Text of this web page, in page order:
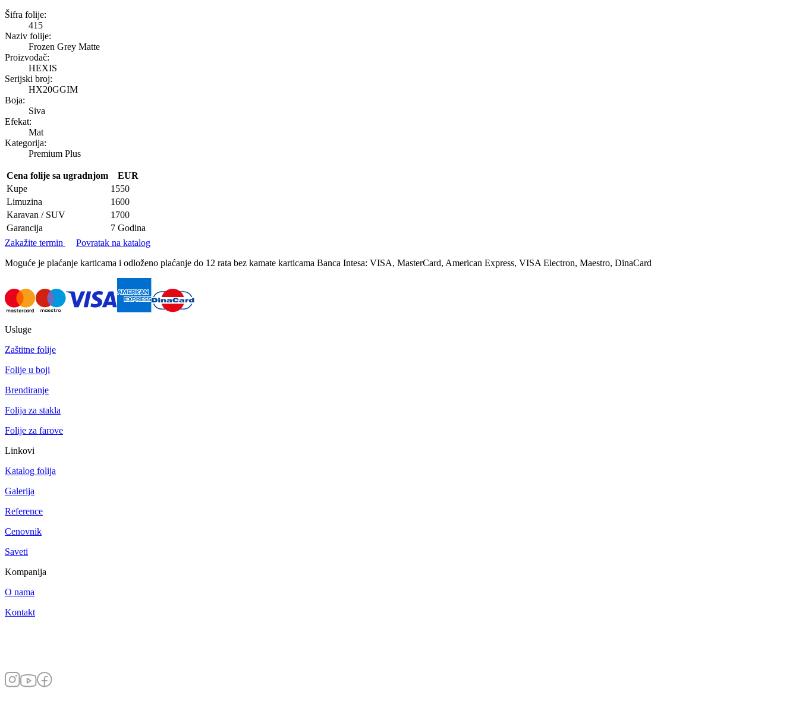
Frozen Grey Matte
Šifra folije:
415
Naziv folije:
Frozen Grey Matte
Proizvođač:
HEXIS
Serijski broj:
HX20GGIM
Boja:
Siva
Efekat:
Mat
Kategorija:
Premium Plus
Cena folije sa ugradnjom
EUR
Kupe
1550
Limuzina
1600
Karavan / SUV
1700
Garancija
7 Godina
Zakažite termin
Povratak na katalog
Moguće je plaćanje karticama i odloženo plaćanje do 12 rata bez kamate karticama Banca Intesa: VISA, MasterCard, American Express, VISA Electron, Maestro, DinaCard
Usluge
Zaštitne folije
Folije u boji
Brendiranje
Folija za stakla
Folije za farove
Linkovi
Katalog folija
Galerija
Reference
Cenovnik
Saveti
Kompanija
O nama
Kontakt